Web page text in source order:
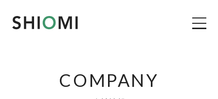
コンセプト
COMPANY